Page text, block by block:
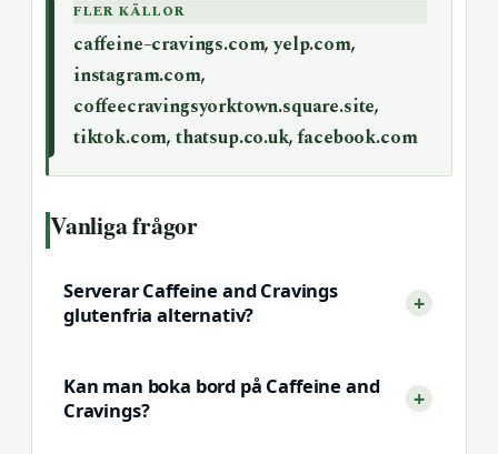
FLER KÄLLOR
caffeine–cravings.com,yelp.com,
instagram.com,
coffeecravingsyorktown.square.site,
tiktok.com, thatsup.co.uk,facebook.com
Vanliga frågor
Serverar Caffeine and Cravings
glutenfria alternativ?
Kan man boka bord på Caffeine and
Cravings?